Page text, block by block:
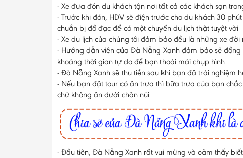
- Xe đưa đón du khách tận nơi tất cả các khách sạn
- Trước khi đón, HDV sẽ điện trước cho du khách 30
chuẩn bị đồ đạc để có một chuyến du lịch thật tuyệt vời
- Xe du lịch của chúng tôi đảm bảo đều là những xe
- Hướng dẫn viên của Đà Nẵng Xanh đảm bảo sẽ
khoảng thời gian tự do để bạn thoải mái chụp hình
- Đà Nẵng Xanh sẽ thu tiền sau khi bạn đã trải nghiệm
- Nếu bạn đặt tour có ăn trưa thì bữa trưa của bạn
chứ không ăn dưới chân núi
- Đầu tiên, Đà Nẵng Xanh rất vui mừng và cảm thấy